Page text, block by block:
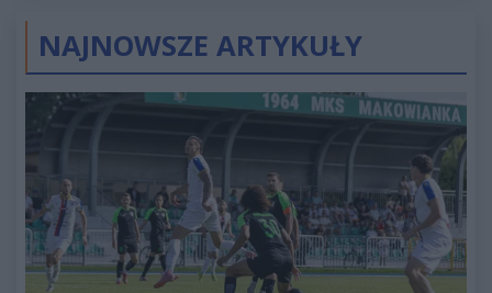
NAJNOWSZE ARTYKUŁY